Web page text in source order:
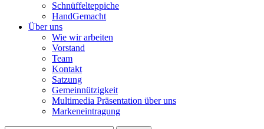
Schnüffelteppiche
HandGemacht
Über uns
Wie wir arbeiten
Vorstand
Team
Kontakt
Satzung
Gemeinnützigkeit
Multimedia Präsentation über uns
Markeneintragung